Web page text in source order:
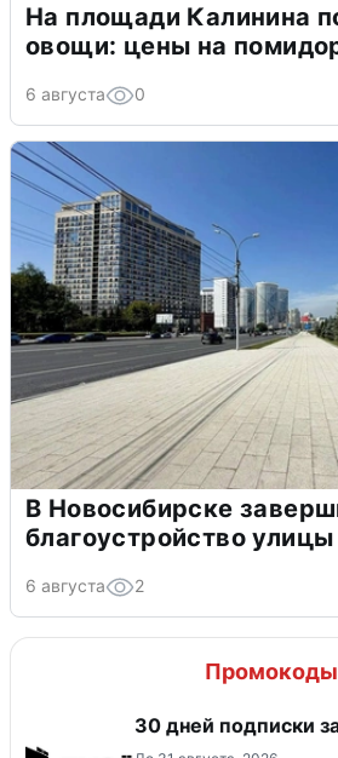
На площади Калинина
овощи: цены на
6 августа 0
В Новосибирске
благоустройство
6 августа 2
Промокоды
30 дней подписки